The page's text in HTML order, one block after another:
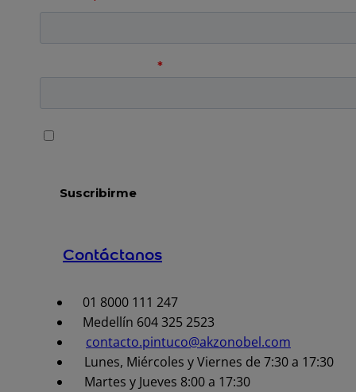
Contáctanos
01 8000 111 247
Medellín 604 325 2523
contacto.pintuco@akzonobel.com
Lunes, Miércoles y Viernes de 7:30 a 17:30
Martes y Jueves 8:00 a 17:30